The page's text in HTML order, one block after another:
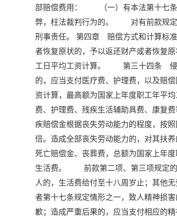
部赔偿费用： （一）有本法第十七
弊，枉法裁判行为的。 对有前款规定
刑事责任。 第四章 赔偿方式和计算
者恢复原状的，予以返还财产或者恢
工日平均工资计算。 第三十四条 侵
的，应当支付医疗费、护理费，以及赔
资计算，最高额为国家上年度职工年
费、护理费、残疾生活辅助具费、康复
疾赔偿金根据丧失劳动能力的程度，按
倍。造成全部丧失劳动能力的，对其
死亡赔偿金、丧葬费，总额为国家上年
生活费。 前款第二项、第三项规定的
人的，生活费给付至十八周岁止；其
者第十七条规定情形之一，致人精神损
歉；造成严重后果的，应当支付相应